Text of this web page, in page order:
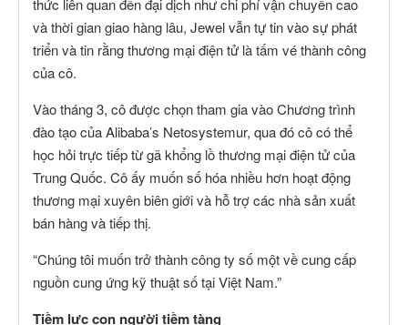
thức liên quan đến đại dịch như chi phí vận chuyển cao
và thời gian giao hàng lâu, Jewel vẫn tự tin vào sự phát
triển và tin rằng thương mại điện tử là tấm vé thành công
của cô.
Vào tháng 3, cô được chọn tham gia vào Chương trình
đào tạo của Alibaba’s Netosystemur, qua đó cô có thể
học hỏi trực tiếp từ gã khổng lồ thương mại điện tử của
Trung Quốc. Cô ấy muốn số hóa nhiều hơn hoạt động
thương mại xuyên biên giới và hỗ trợ các nhà sản xuất
bán hàng và tiếp thị.
“Chúng tôi muốn trở thành công ty số một về cung cấp
nguồn cung ứng kỹ thuật số tại Việt Nam.”
Tiềm lực con người tiềm tàng